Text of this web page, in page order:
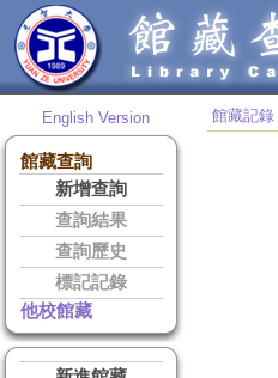
English Version
館藏查詢
新增查詢
查詢結果
查詢歷史
標記記錄
他校館藏
館藏記錄